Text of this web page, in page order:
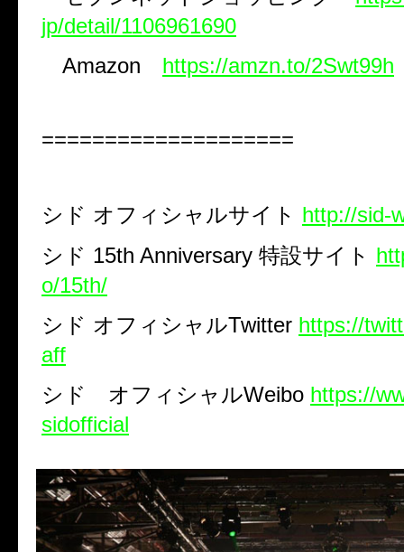
jp/detail/1106961690
Amazon
https://amzn.to/2Swt99h
====================
シド オフィシャルサイト http://sid-
シド 15th Anniversary 特設サイト
o/15th/
シド オフィシャルTwitter https://
aff
シド オフィシャルWeibo https://
sidofficial